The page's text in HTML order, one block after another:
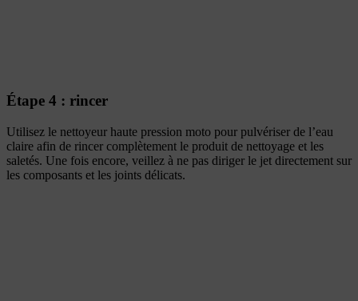
Étape 4 : rincer
Utilisez le nettoyeur haute pression moto pour pulvériser de l’eau
claire afin de rincer complètement le produit de nettoyage et les
saletés. Une fois encore, veillez à ne pas diriger le jet directement sur
les composants et les joints délicats.